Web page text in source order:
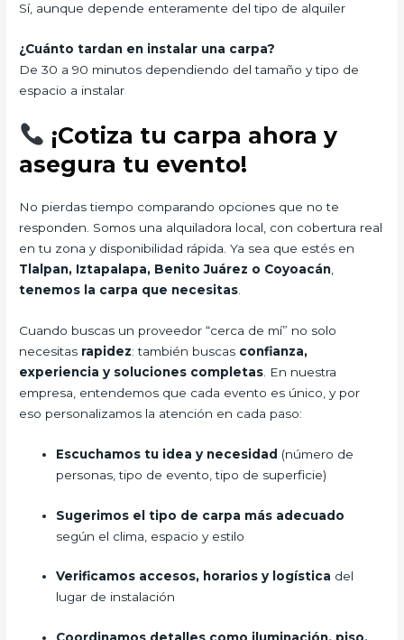
Sí, aunque depende enteramente del tipo de alquiler
¿Cuánto tardan en instalar una carpa?
De 30 a 90 minutos dependiendo del tamaño y tipo de
espacio a instalar
¡Cotiza tu carpa ahora y
asegura tu evento!
No pierdas tiempo comparando opciones que no te
responden. Somos una alquiladora local, con cobertura real
en tu zona y disponibilidad rápida. Ya sea que estés en
Tlalpan, Iztapalapa, Benito Juárez o Coyoacán
tenemos la carpa que necesitas
Cuando buscas un proveedor “cerca de mí” no solo
necesitas rapidez: también buscas confianza,
experiencia y soluciones completas . En nuestra
empresa, entendemos que cada evento es único, y por
eso personalizamos la atención en cada paso:
Escuchamos tu idea y necesidad (número de
personas, tipo de evento, tipo de superficie)
Sugerimos el tipo de carpa más adecuado
según el clima, espacio y estilo
Verificamos accesos, horarios y logística del
lugar de instalación